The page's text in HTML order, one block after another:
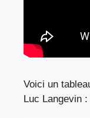
Voici un
Luc Langevin :